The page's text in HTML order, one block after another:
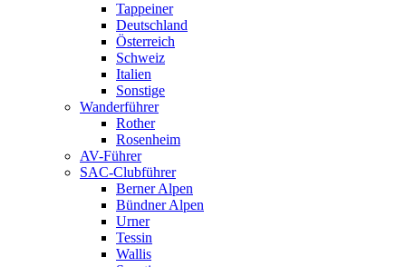
Tappeiner
Deutschland
Österreich
Schweiz
Italien
Sonstige
Wanderführer
Rother
Rosenheim
AV-Führer
SAC-Clubführer
Berner Alpen
Bündner Alpen
Urner
Tessin
Wallis